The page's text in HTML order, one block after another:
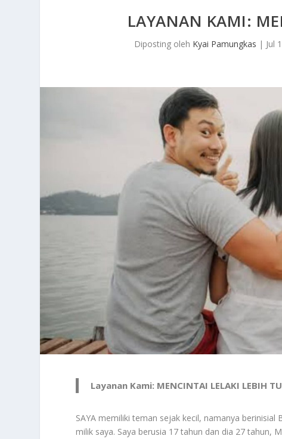
LAYANAN KAMI:
Diposting oleh Kyai Pamungkas | Jul
Layanan Kami: MENCINTAI LELAKI LEBIH
SAYA memiliki teman sejak kecil, namanya
milik saya. Saya berusia 17 tahun dan dia 27 tahun,